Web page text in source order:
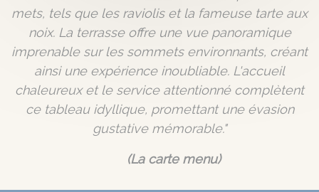
mets, tels que les raviolis et la fameuse tarte aux
noix. La terrasse offre une vue panoramique
imprenable sur les sommets environnants, créant
ainsi une expérience inoubliable. L'accueil
chaleureux et le service attentionné complètent
ce tableau idyllique, promettant une évasion
gustative mémorable."
(La carte menu)